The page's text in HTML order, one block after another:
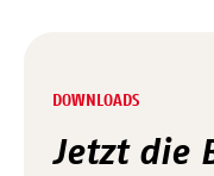
DOWNLOADS
Jetzt die